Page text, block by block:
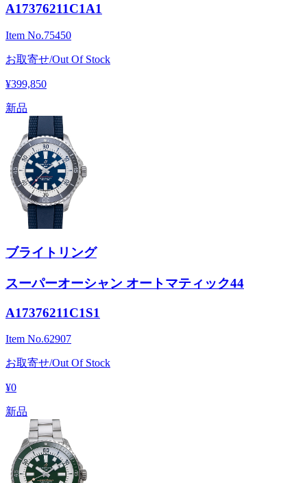
A17376211C1A1
Item No.75450
お取寄せ/Out Of Stock
¥399,850
新品
ブライトリング
スーパーオーシャン オートマティック44
A17376211C1S1
Item No.62907
お取寄せ/Out Of Stock
¥0
新品